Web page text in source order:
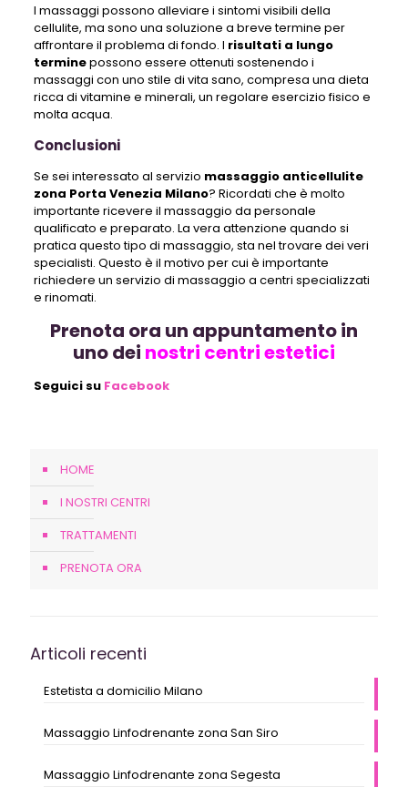
I massaggi possono alleviare i sintomi visibili della
cellulite, ma sono una soluzione a breve termine per
affrontare il problema di fondo. I risultati a lungo
terminepossono essere ottenuti sostenendo i
massaggi con uno stile di vita sano, compresa una dieta
ricca di vitamine e minerali, un regolare esercizio fisico e
molta acqua.
Conclusioni
Se sei interessato al servizio massaggio anticellulite
zona Porta Venezia Milano? Ricordati che è molto
importante ricevere il massaggio da personale
qualificato e preparato. La vera attenzione quando si
pratica questo tipo di massaggio, sta nel trovare dei veri
specialisti. Questo è il motivo per cui è importante
richiedere un servizio di massaggio a centri specializzati
e rinomati.
Prenota ora un appuntamento in
uno dei nostri centri estetici
Seguici su Facebook
HOME
I NOSTRI CENTRI
TRATTAMENTI
PRENOTA ORA
Articoli recenti
Estetista a domicilio Milano
Massaggio Linfodrenante zona San Siro
Massaggio Linfodrenante zona Segesta